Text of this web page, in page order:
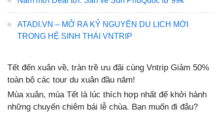
ATADI.VN – MỞ RA KỶ NGUYÊN DU LỊCH MỚI
TRONG HỆ SINH THÁI VNTRIP
Tết đến xuân về, tràn trề ưu đãi cùng Vntrip Giảm 50%
toàn bộ các tour du xuân đầu năm!
Mùa xuân, mùa Tết là lúc thích hợp nhất để khởi hành
những chuyến chiêm bái lễ chùa. Bạn muốn đi đâu?